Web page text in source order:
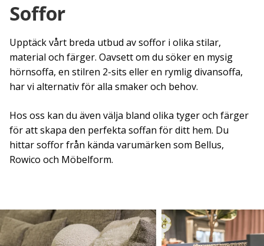
Soffor
Upptäck vårt breda utbud av soffor i olika stilar,
material och färger. Oavsett om du söker en mysig
hörnsoffa, en stilren 2-sits eller en rymlig divansoffa,
har vi alternativ för alla smaker och behov.
Hos oss kan du även välja bland olika tyger och färger
för att skapa den perfekta soffan för ditt hem. Du
hittar soffor från kända varumärken som Bellus,
Rowico och Möbelform.